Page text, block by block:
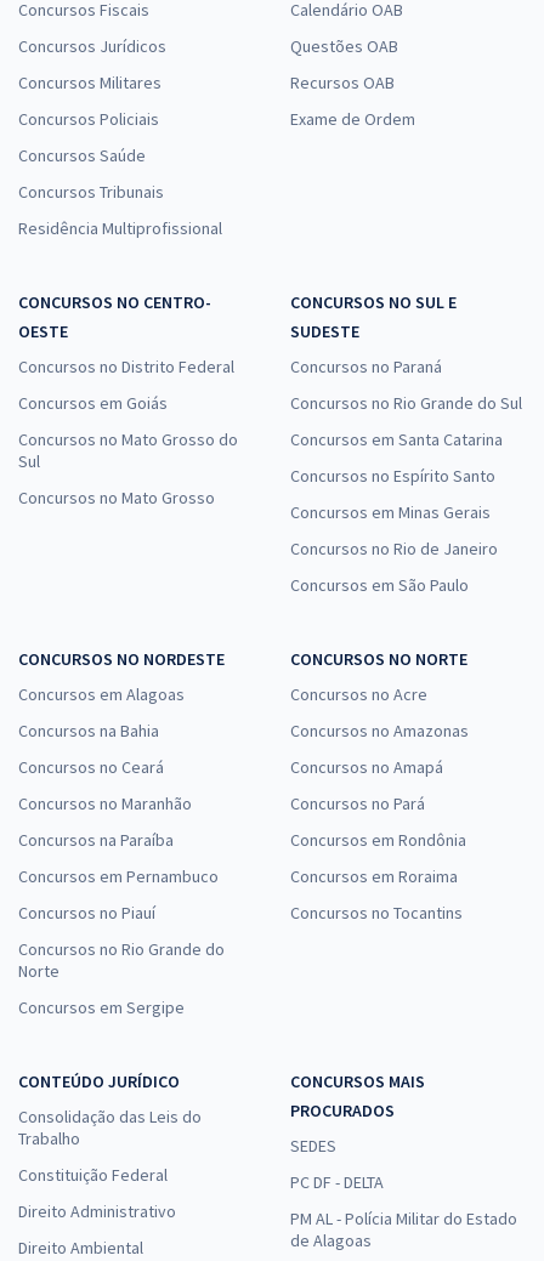
Concursos Fiscais
Concursos Jurídicos
Concursos Militares
Concursos Policiais
Concursos Saúde
Concursos Tribunais
Residência Multiprofissional
Calendário OAB
Questões OAB
Recursos OAB
Exame de Ordem
CONCURSOS NO CENTRO-
OESTE
Concursos no Distrito Federal
Concursos em Goiás
Concursos no Mato Grosso do
Sul
Concursos no Mato Grosso
CONCURSOS NO SUL E
SUDESTE
Concursos no Paraná
Concursos no Rio Grande do Sul
Concursos em Santa Catarina
Concursos no Espírito Santo
Concursos em Minas Gerais
Concursos no Rio de Janeiro
Concursos em São Paulo
CONCURSOS NO NORDESTE
Concursos em Alagoas
Concursos na Bahia
Concursos no Ceará
Concursos no Maranhão
Concursos na Paraíba
Concursos em Pernambuco
Concursos no Piauí
Concursos no Rio Grande do
Norte
Concursos em Sergipe
CONCURSOS NO NORTE
Concursos no Acre
Concursos no Amazonas
Concursos no Amapá
Concursos no Pará
Concursos em Rondônia
Concursos em Roraima
Concursos no Tocantins
CONTEÚDO JURÍDICO
Consolidação das Leis do
Trabalho
Constituição Federal
Direito Administrativo
Direito Ambiental
CONCURSOS MAIS
PROCURADOS
SEDES
PC DF - DELTA
PM AL - Polícia Militar do Estado
de Alagoas